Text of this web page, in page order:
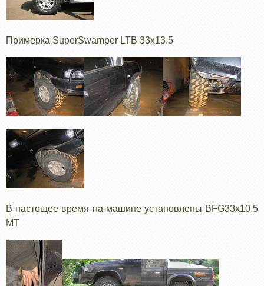
Примерка SuperSwamper LTB 33х13.5
В настощее время на машине установлены BFG33х10.5
MT